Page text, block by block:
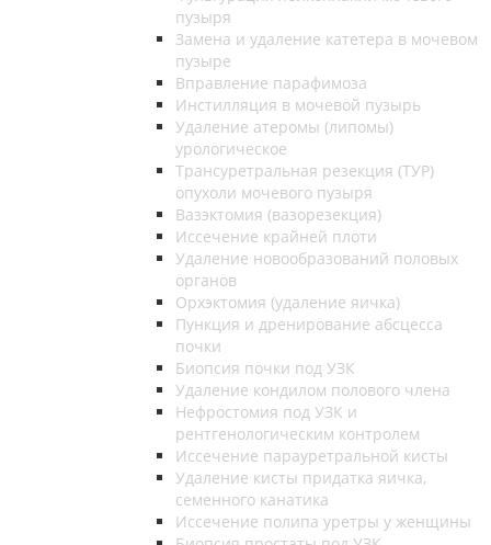
пузыря
Замена и удаление катетера в мочевом
пузыре
Вправление парафимоза
Инстилляция в мочевой пузырь
Удаление атеромы (липомы)
урологическое
Трансуретральная резекция (ТУР)
опухоли мочевого пузыря
Вазэктомия (вазорезекция)
Иссечение крайней плоти
Удаление новообразований половых
органов
Орхэктомия (удаление яичка)
Пункция и дренирование абсцесса
почки
Биопсия почки под УЗК
Удаление кондилом полового члена
Нефростомия под УЗК и
рентгенологическим контролем
Иссечение парауретральной кисты
Удаление кисты придатка яичка,
семенного канатика
Иссечение полипа уретры у женщины